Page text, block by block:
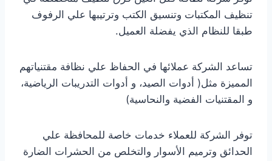
تنظيف المكتبات وتنسيق الكتب وترتيبها علي الرفوف
طبقا للنظام الذي يفضلة العميل.
تساعد الشركة عملائها في الحفاظ علي نظافة مقتنياتهم
المميزة مثل( أدوات الصيد، و أدوات التدريبات الرياضية،
و المقتنيات الفضية والنحاسية)
توفر الشركة للعملاء خدمات خاصة للمحافظة علي
الحدائق وترميم الأسوار والتخلص من الحشرات الضارة